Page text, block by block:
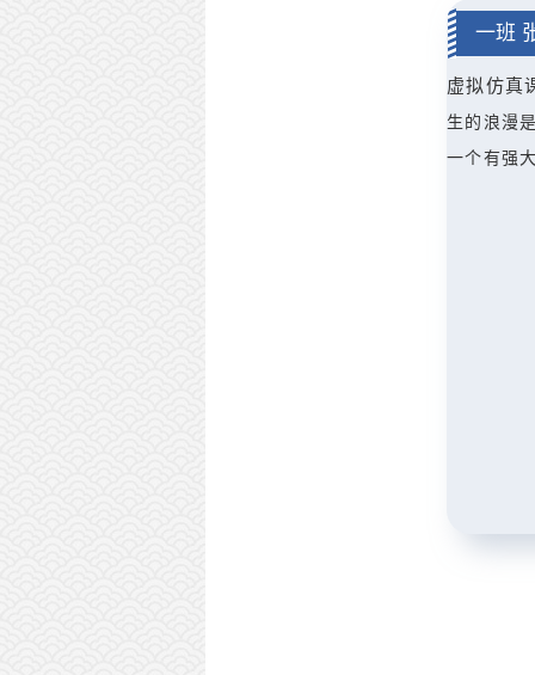
一班
虚拟仿真
生的浪漫
一个有强